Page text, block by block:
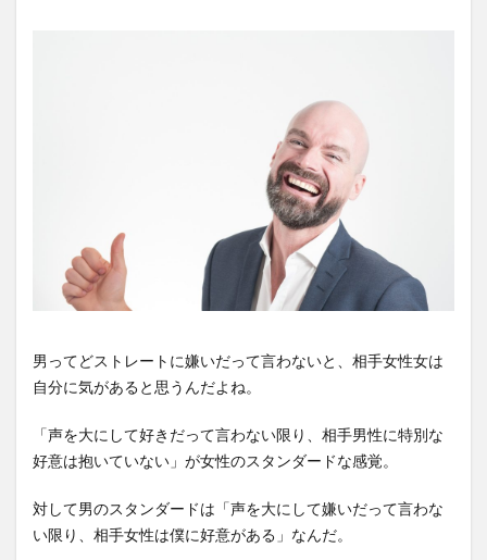
男ってどストレートに嫌いだって言わないと、相手女性女は
自分に気があると思うんだよね。
「声を大にして好きだって言わない限り、相手男性に特別な
好意は抱いていない」が女性のスタンダードな感覚。
対して男のスタンダードは「声を大にして嫌いだって言わな
い限り、相手女性は僕に好意がある」なんだ。